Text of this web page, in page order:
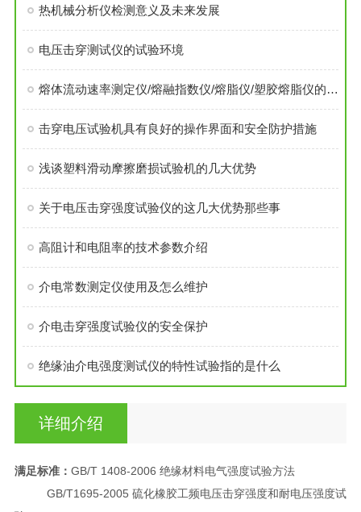
热机械分析仪检测意义及未来发展
电压击穿测试仪的试验环境
熔体流动速率测定仪/熔融指数仪/熔脂仪/塑胶熔脂仪的简述
击穿电压试验机具有良好的操作界面和安全防护措施
浅谈塑料滑动摩擦磨损试验机的几大优势
关于电压击穿强度试验仪的这几大优势那些事
高阻计和电阻率的技术参数介绍
介电常数测定仪使用及怎么维护
介电击穿强度试验仪的安全保护
​绝缘油介电强度测试仪的特性试验指的是什么
详细介绍
满足标准： GB/T 1408-2006 绝缘材料电气强度试验方法
GB/T1695-2005 硫化橡胶工频电压击穿强度和耐电压强度试